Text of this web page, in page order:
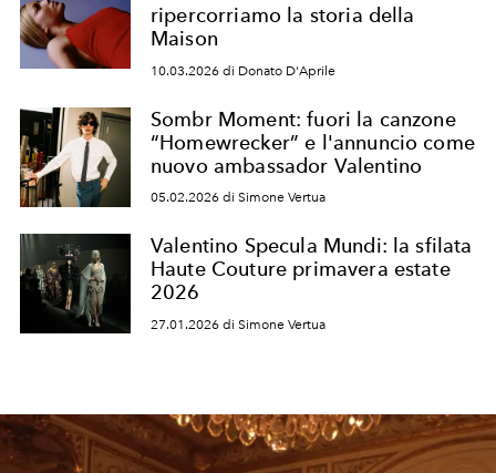
ripercorriamo la storia della
Maison
10.03.2026 di Donato D'Aprile
Sombr Moment: fuori la canzone
“Homewrecker” e l'annuncio come
nuovo ambassador Valentino
05.02.2026 di Simone Vertua
Valentino Specula Mundi: la sfilata
Haute Couture primavera estate
2026
27.01.2026 di Simone Vertua